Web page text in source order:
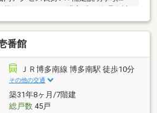
なります 令和8年7月14日の確認で
☆アピールポイント☆・弊社は、
籍しておりますので、住宅ロー
の他、資金繰りい関して強みとし
宅の探し方、その際の注意点等は案
情報提供をしております。・融資
その他のお悩みごとも、気軽にご
髙田 080-1754-5641
番館
ＪＲ博多南線 博多南駅 徒歩10分
その他の交通
築31年8ヶ月/7階建
総戸数45戸